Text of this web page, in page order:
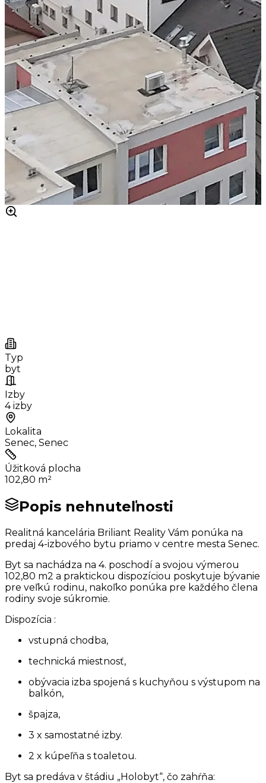
Typ
byt
Izby
4 izby
Lokalita
Senec, Senec
Úžitková plocha
102,80 m²
Popis nehnuteľnosti
Realitná kancelária Briliant Reality Vám ponúka na
predaj 4-izbového bytu priamo v centre mesta Senec.
Byt sa nachádza na 4. poschodí a svojou výmerou
102,80 m2 a praktickou dispozíciou poskytuje bývanie
pre veľkú rodinu, nakoľko ponúka pre každého člena
rodiny svoje súkromie.
Dispozícia :
vstupná chodba,
technická miestnosť,
obývacia izba spojená s kuchyňou s výstupom na
balkón,
špajza,
3 x samostatné izby.
2 x kúpeľňa s toaletou.
Byt sa predáva v štádiu „Holobyt“, čo zahŕňa: